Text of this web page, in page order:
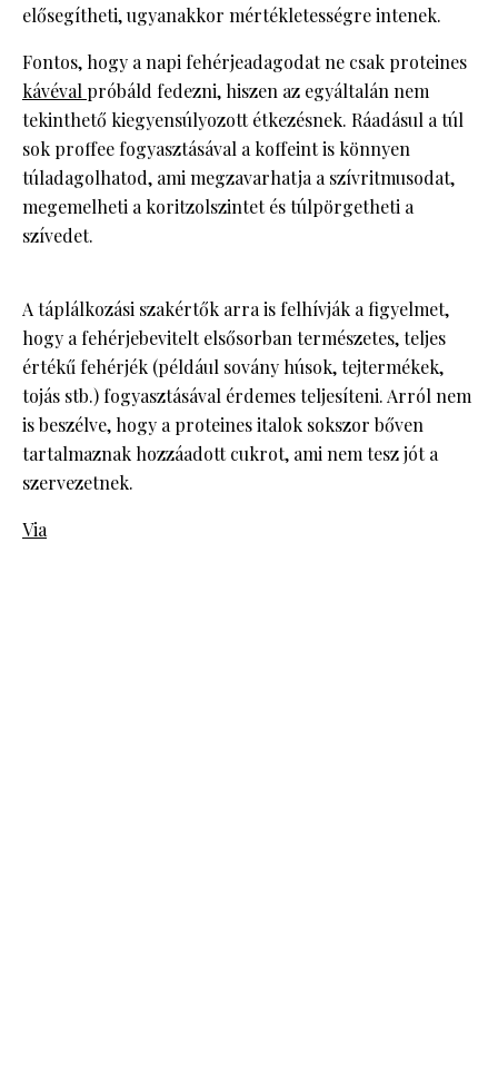
elősegítheti, ugyanakkor mértékletességre intenek.
Fontos, hogy a napi fehérjeadagodat ne csak proteines
kávéval próbáld fedezni, hiszen az egyáltalán nem
tekinthető kiegyensúlyozott étkezésnek. Ráadásul a túl
sok proffee fogyasztásával a koffeint is könnyen
túladagolhatod, ami megzavarhatja a szívritmusodat,
megemelheti a koritzolszintet és túlpörgetheti a
szívedet.
A táplálkozási szakértők arra is felhívják a figyelmet,
hogy a fehérjebevitelt elsősorban természetes, teljes
értékű fehérjék (például sovány húsok, tejtermékek,
tojás stb.) fogyasztásával érdemes teljesíteni. Arról nem
is beszélve, hogy a proteines italok sokszor bőven
tartalmaznak hozzáadott cukrot, ami nem tesz jót a
szervezetnek.
Via